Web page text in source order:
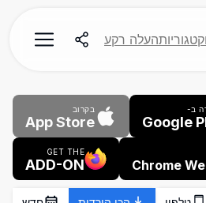
קטגוריותהעלה רקע
ב-
Google
בקרוב
App Store
Chrome
GET THE
ADD-ON